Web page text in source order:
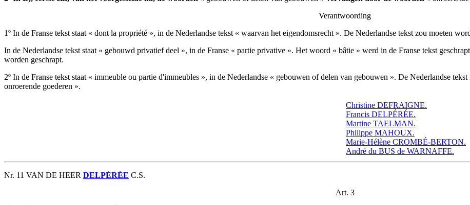
Verantwoording
1º In de Franse tekst staat « dont la propriété », in de Nederlandse tekst « waarvan het eigendomsrecht ». De Nederlandse tekst zou moeten
In de Nederlandse tekst staat « gebouwd privatief deel », in de Franse « partie privative ». Het woord « bâtie » werd in de Franse tekst
worden geschrapt.
2º In de Franse tekst staat « immeuble ou partie d'immeubles », in de Nederlandse « gebouwen of delen van gebouwen ». De Nederlandse
onroerende goederen ».
Christine DEFRAIGNE.
Francis DELPÉRÉE.
Martine TAELMAN.
Philippe MAHOUX.
Marie-Hélène CROMBÉ-BERTON.
André du BUS de WARNAFFE.
Nr. 11 VAN DE HEER DELPÉRÉE C.S.
Art. 3